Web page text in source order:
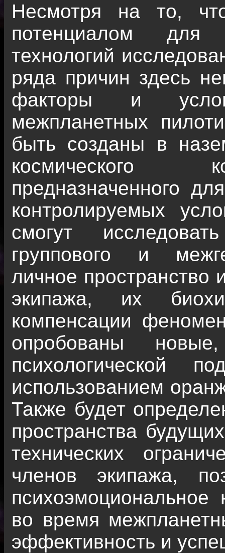
Несмотря на то,
потенциалом для
технологий
ряда причин здесь
факторы и
межпланетных
быть созданы в
космического
предназначенного
контролируемых
смогут
группового и
личное пространство
экипажа, их
компенсации
опробованы
психологической
использованием
Также будет
пространства
технических
членов экипажа,
во время
эффективность и